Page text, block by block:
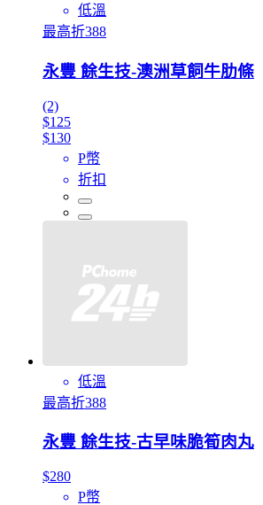
低溫
最高折388
永豐 餘生技-澳洲草飼牛肋條
(2)
$125
$130
P幣
折扣
低溫
最高折388
永豐 餘生技-古早味脆筍肉丸
$280
P幣